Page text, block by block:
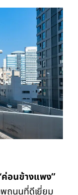
ค่อนข้างแพง”
ถนนที่ดีเยี่ยม